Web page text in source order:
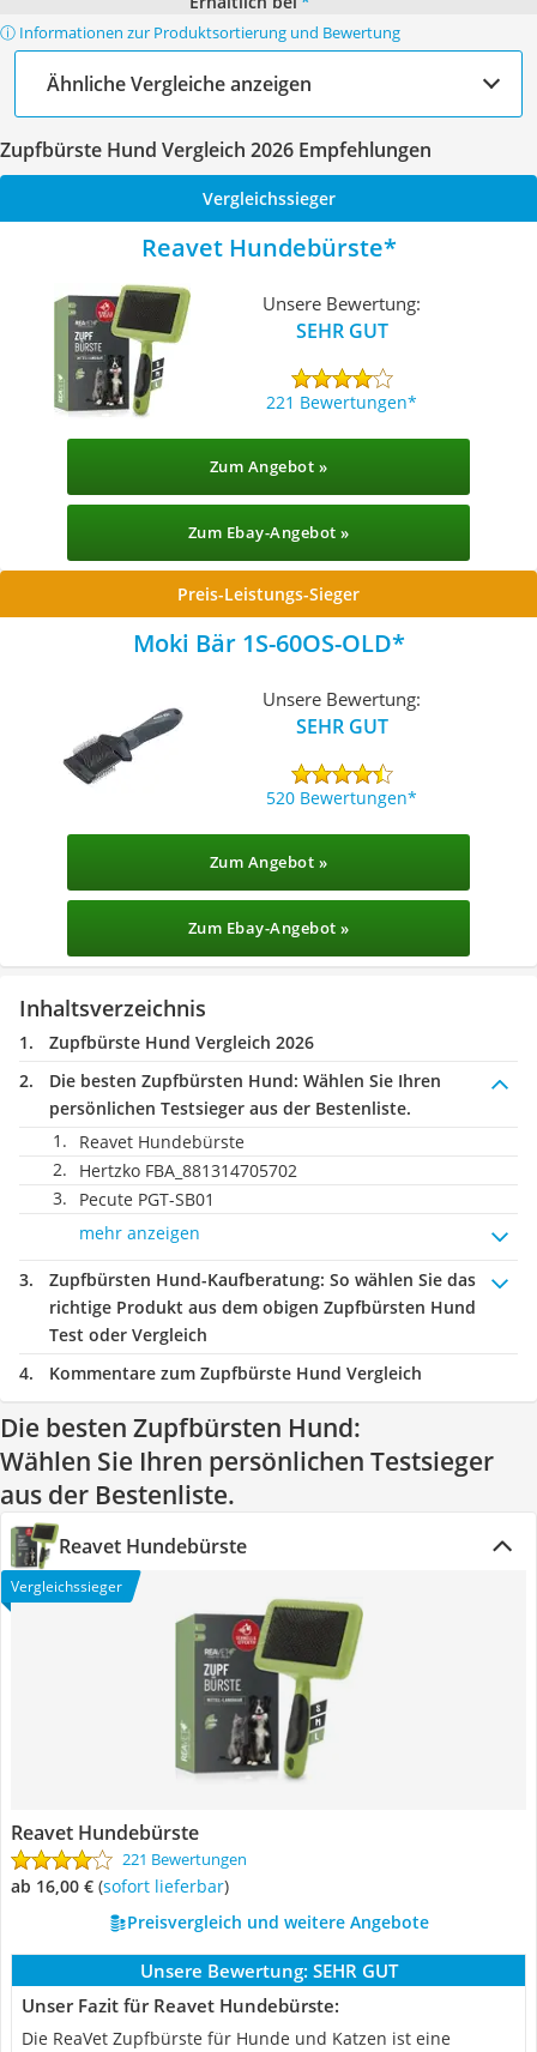
ⓘ Informationen zur Produktsortierung und Bewertung
Ähnliche Vergleiche anzeigen
Zupfbürste Hund Vergleich 2026 Empfehlungen
Vergleichssieger
Reavet Hundebürste
Unsere Bewertung:
SEHR GUT
221 Bewertungen
Zum Angebot »
Zum Ebay-Angebot »
Preis-Leistungs-Sieger
Moki Bär ‎1S-60OS-OLD
Unsere Bewertung:
SEHR GUT
520 Bewertungen
Zum Angebot »
Zum Ebay-Angebot »
Inhaltsverzeichnis
Zupfbürste Hund Vergleich 2026
Die besten Zupfbürsten Hund: Wählen Sie Ihren
persönlichen Testsieger aus der Bestenliste.
Reavet Hundebürste
Hertzko FBA_881314705702
Pecute ‎PGT-SB01
mehr anzeigen
Zupfbürsten Hund-Kaufberatung: So wählen Sie das
richtige Produkt aus dem obigen Zupfbürsten Hund
Test oder Vergleich
Kommentare zum Zupfbürste Hund Vergleich
Die besten Zupfbürsten Hund:
Wählen Sie Ihren persönlichen Testsieger
aus der Bestenliste.
Reavet Hundebürste
Vergleichssieger
Reavet Hundebürste
221 Bewertungen
ab 16,00 € ( Sofort lieferbar)
Preisvergleich und weitere Angebote
Unsere Bewertung: SEHR GUT
Unser Fazit für Reavet Hundebürste:
Die ReaVet Zupfbürste für Hunde und Katzen ist eine